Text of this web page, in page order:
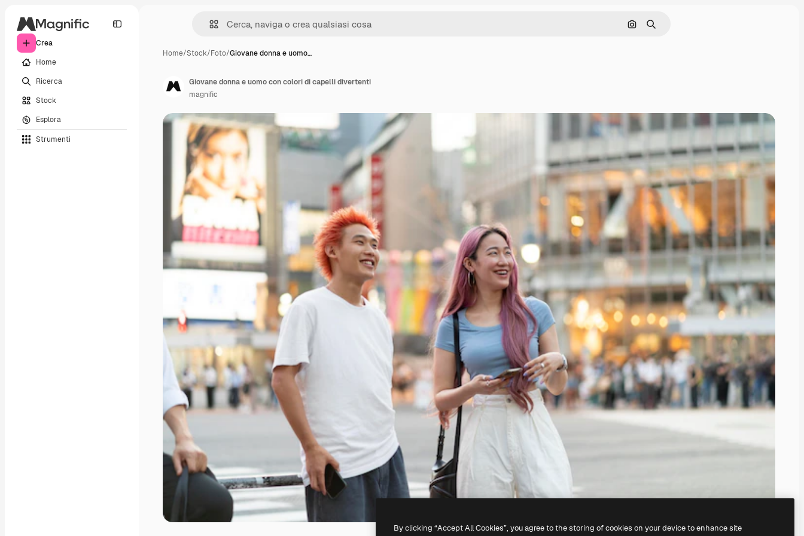
Crea
Home
Ricerca
Stock
Esplora
Strumenti
Cerca per immagine
Ricerca
Home/Stock/Foto/Giovane donna e uomo…
Giovane donna e uomo con colori di capelli divertenti
magnific
By clicking “Accept All Cookies”, you agree to the storing of cookies on your device to enhance site